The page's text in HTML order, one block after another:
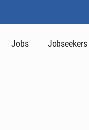
Jobs Jobseekers